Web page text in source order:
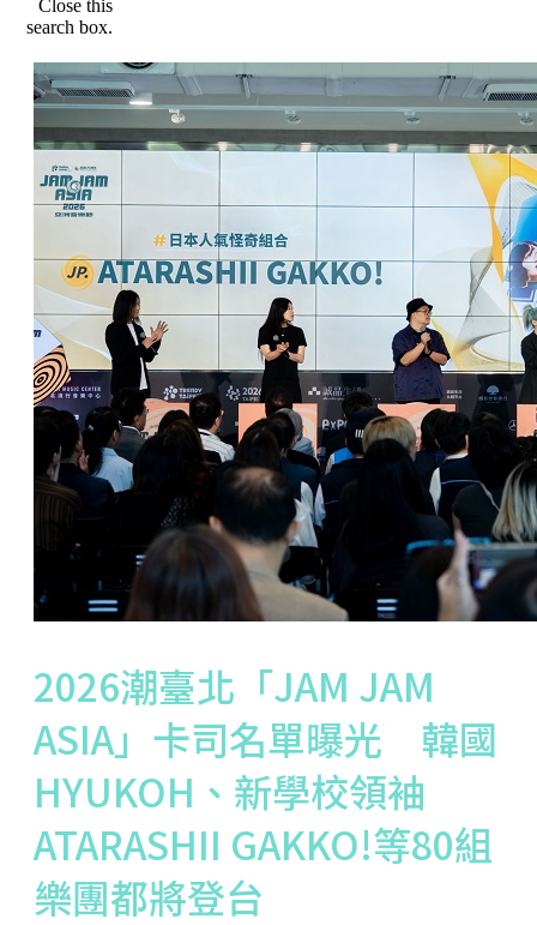
Close this
search box.
2026潮臺北「JAM JAM
ASIA」卡司名單曝光 韓國
HYUKOH、新學校領袖
ATARASHII GAKKO!等80組
樂團都將登台